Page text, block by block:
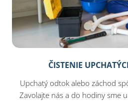
ČISTENIE
Upchatý odtok alebo záchod
Zavolajte nás a do hodiny sme